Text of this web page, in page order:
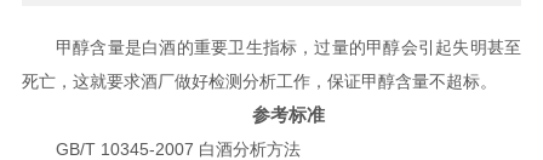
甲醇含量是白酒的重要卫生指标，过量的甲醇会引起失明甚至
死亡，这就要求酒厂做好检测分析工作，保证甲醇含量不超标。
参考标准
GB/T 10345-2007 白酒分析方法